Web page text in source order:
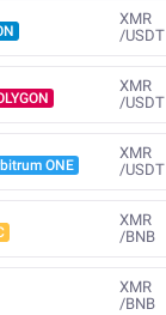
XMR
/USDT
XMR
/USDT
ONE
XMR
/USDT
XMR
/BNB
XMR
/BNB